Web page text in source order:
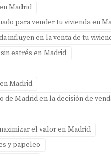
Madrid
para vender tu vivienda en
influyen en la venta de tu
estrés en Madrid
Madrid
Madrid en la decisión de
el valor en Madrid
y papeleo